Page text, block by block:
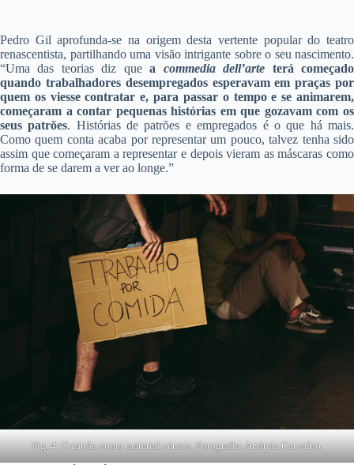
Pedro Gil aprofunda-se na origem desta vertente popular do teatro
renascentista, partilhando uma visão intrigante sobre o seu nascimento.
“Uma das teorias diz quea commedia dell’arte terá começado
quando trabalhadores desempregados esperavam em praças por
quem os viesse contratar e, para passar o tempo e se animarem,
começaram a contar pequenas histórias em que gozavam com os
seus patrões. Histórias de patrões e empregados é o que há mais.
Como quem conta acaba por representar um pouco, talvez tenha sido
assim que começaram a representar e depois vieram as máscaras como
forma de se darem a ver ao longe.”
Fig. 4: O cartão como material cénico. Fotografia: Andreia Carvalho.